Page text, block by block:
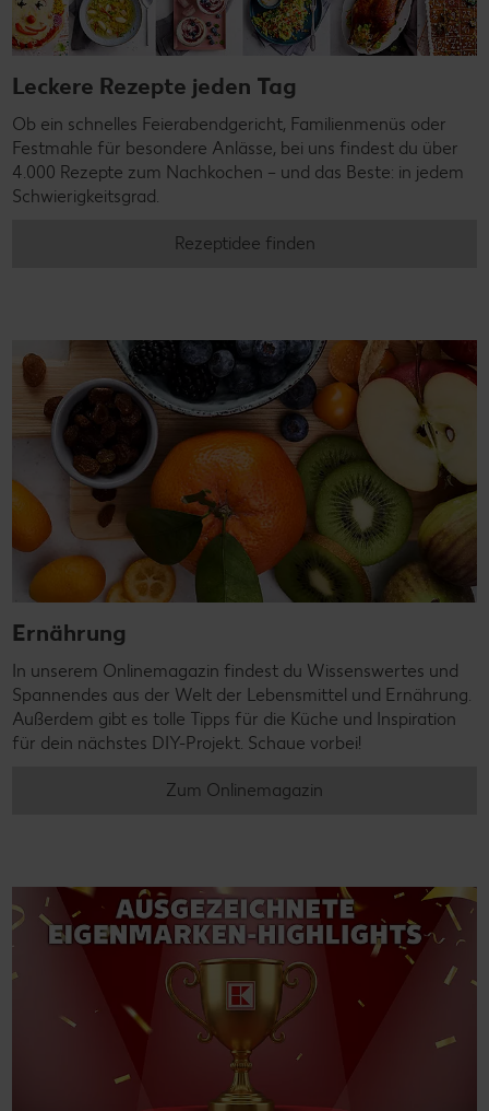
Leckere Rezepte jeden Tag
Ob ein schnelles Feierabendgericht, Familienmenüs oder
Festmahle für besondere Anlässe, bei uns findest du über
4.000 Rezepte zum Nachkochen – und das Beste: in jedem
Schwierigkeitsgrad.
Rezeptidee finden
Ernährung
In unserem Onlinemagazin findest du Wissenswertes und
Spannendes aus der Welt der Lebensmittel und Ernährung.
Außerdem gibt es tolle Tipps für die Küche und Inspiration
für dein nächstes DIY-Projekt. Schaue vorbei!
Zum Onlinemagazin